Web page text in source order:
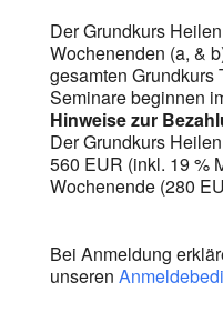
Der Grundkurs
Wochenenden (a, &
gesamten Grundkurs
Seminare beginnen
Hinweise zur
Der Grundkurs
560 EUR (inkl. 19 %
Wochenende (280
Bei Anmeldung
unseren